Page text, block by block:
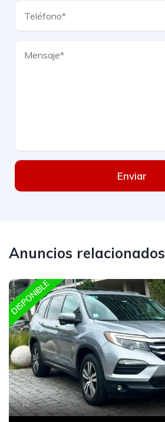
Enviar
Anuncios relacionados
DISPONIBLE